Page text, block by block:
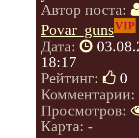
Автор поста:
Povar_gunsVIP
Дата:
18:17
Рейтинг:
0
Комментарии:
Просмотров:
Карта: -